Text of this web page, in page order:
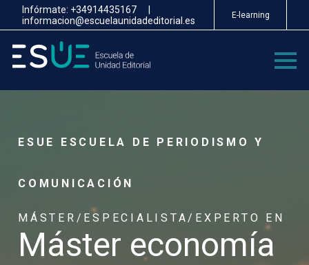
Pasar
contenido
principal
Infórmate: +34914435167
|
informacion@escuelaunidadeditorial.es
E-learning
ESUE ESCUELA DE PERIODISMO Y
COMUNICACIÓN
MÁSTER/ESPECIALISTA/EXPERTO EN
Máster economía